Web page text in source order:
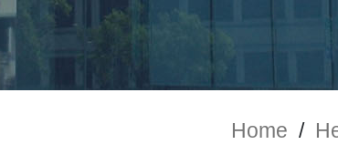
Home /